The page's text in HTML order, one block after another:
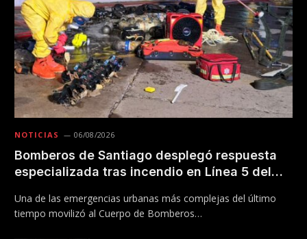
NOTICIAS 06/08/2026
Bomberos de Santiago desplegó respuesta
especializada tras incendio en Línea 5 del
Una de las emergencias urbanas más complejas del último
tiempo movilizó al Cuerpo de Bomberos…